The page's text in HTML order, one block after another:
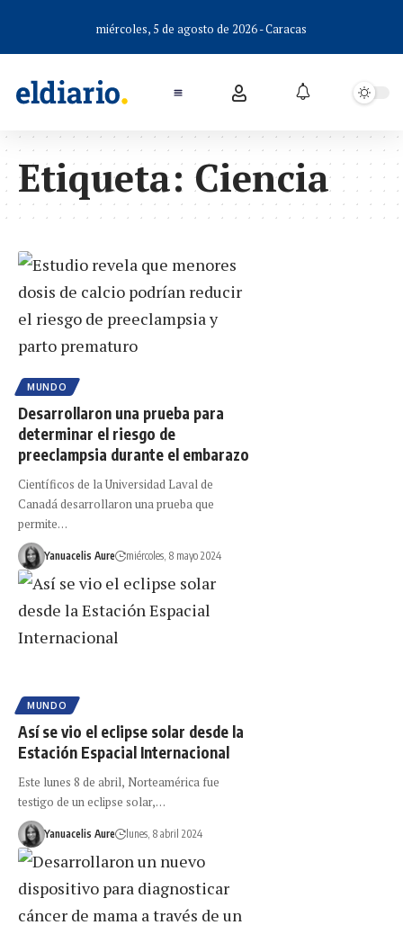
miércoles, 5 de agosto de 2026 - Caracas
Etiqueta: Ciencia
MUNDO
Desarrollaron una prueba para
determinar el riesgo de
preeclampsia durante el embarazo
Científicos de la Universidad Laval de
Canadá desarrollaron una prueba que
permite…
Yanuacelis Aure miércoles, 8 mayo 2024
MUNDO
Así se vio el eclipse solar desde la
Estación Espacial Internacional
Este lunes 8 de abril, Norteamérica fue
testigo de un eclipse solar,…
Yanuacelis Aure lunes, 8 abril 2024